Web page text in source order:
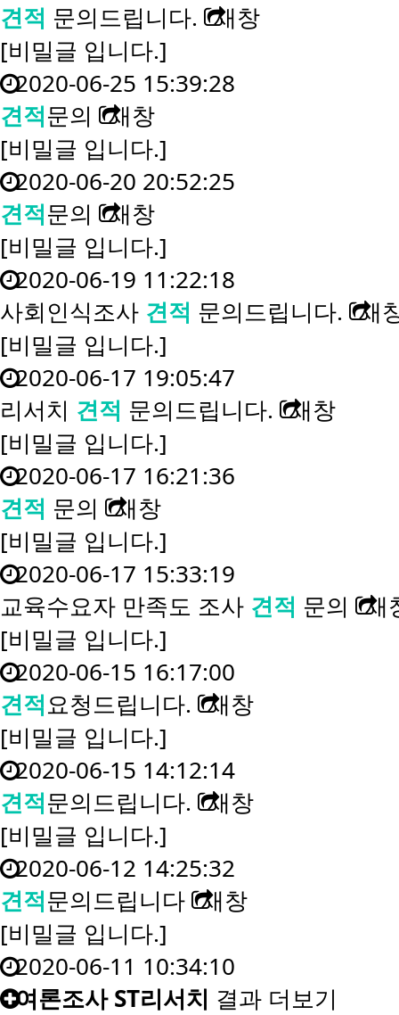
견적 문의드립니다. 새창
[비밀글 입니다.]
2020-06-25 15:39:28
견적문의
새창
[비밀글 입니다.]
2020-06-20 20:52:25
견적문의
새창
[비밀글 입니다.]
2020-06-19 11:22:18
사회인식조사 견적 문의드립니다. 새
[비밀글 입니다.]
2020-06-17 19:05:47
리서치 견적 문의드립니다. 새창
[비밀글 입니다.]
2020-06-17 16:21:36
견적 문의
새창
[비밀글 입니다.]
2020-06-17 15:33:19
교육수요자 만족도 조사 견적 문의
새
[비밀글 입니다.]
2020-06-15 16:17:00
견적요청드립니다. 새창
[비밀글 입니다.]
2020-06-15 14:12:14
견적문의드립니다. 새창
[비밀글 입니다.]
2020-06-12 14:25:32
견적문의드립니다 새창
[비밀글 입니다.]
2020-06-11 10:34:10
여론조사 ST리서치 결과 더보기